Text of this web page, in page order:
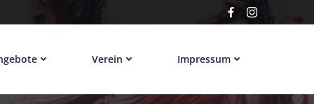
Verein Impressum